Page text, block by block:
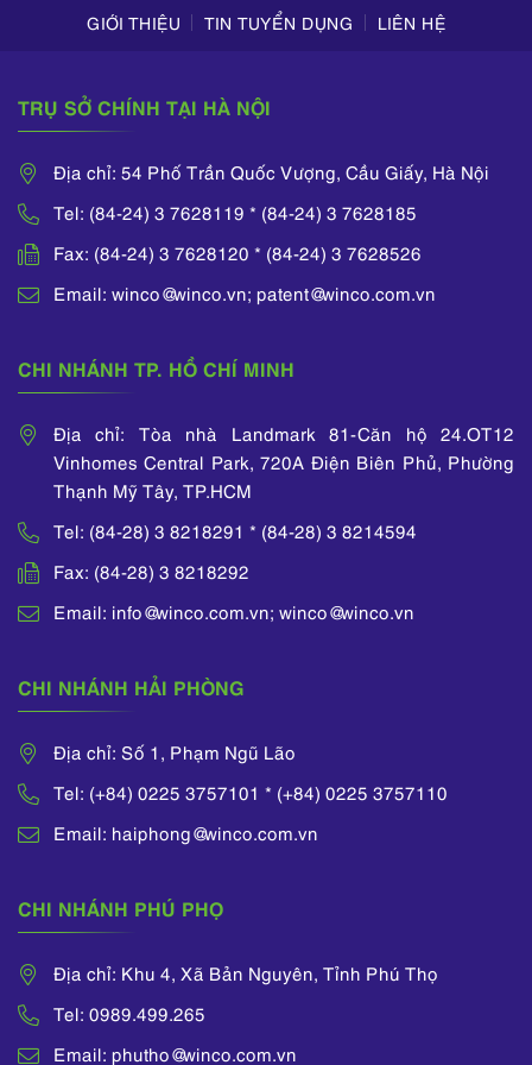
GIỚI THIỆU
TIN TUYỂN DỤNG LIÊN HỆ
TRỤ SỞ CHÍNH TẠI HÀ NỘI
Địa chỉ: 54 Phố Trần Quốc Vượng, Cầu Giấy, Hà Nội
Tel: (84-24) 3 7628119 * (84-24) 3 7628185
Fax: (84-24) 3 7628120 * (84-24) 3 7628526
Email: winco@winco.vn; patent@winco.com.vn
CHI NHÁNH TP. HỒ CHÍ MINH
Địa chỉ: Tòa nhà Landmark 81-Căn hộ 24.OT12
Vinhomes Central Park, 720A Điện Biên Phủ, Phường
Thạnh Mỹ Tây, TP.HCM
Tel: (84-28) 3 8218291 * (84-28) 3 8214594
Fax: (84-28) 3 8218292
Email: info@winco.com.vn; winco@winco.vn
CHI NHÁNH HẢI PHÒNG
Địa chỉ: Số 1, Phạm Ngũ Lão
Tel: (+84) 0225 3757101 * (+84) 0225 3757110
Email: haiphong@winco.com.vn
CHI NHÁNH PHÚ PHỌ
Địa chỉ: Khu 4, Xã Bản Nguyên, Tỉnh Phú Thọ
Tel: 0989.499.265
Email: phutho@winco.com.vn